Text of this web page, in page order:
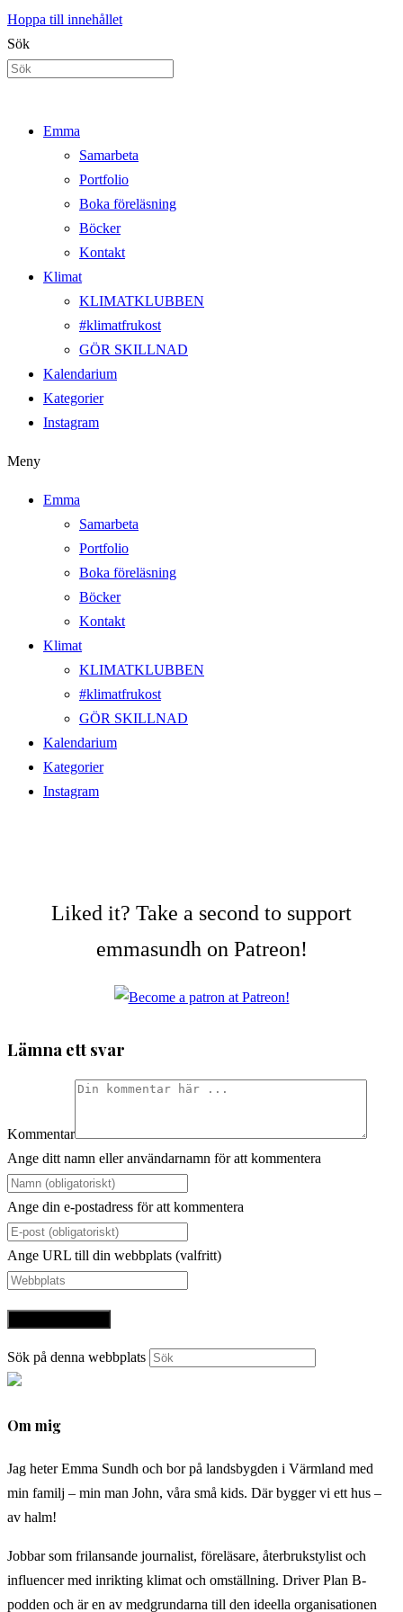
Hoppa till innehållet
Sök
Emma
Samarbeta
Portfolio
Boka föreläsning
Böcker
Kontakt
Klimat
KLIMATKLUBBEN
#klimatfrukost
GÖR SKILLNAD
Kalendarium
Kategorier
Instagram
Meny
Emma
Samarbeta
Portfolio
Boka föreläsning
Böcker
Kontakt
Klimat
KLIMATKLUBBEN
#klimatfrukost
GÖR SKILLNAD
Kalendarium
Kategorier
Instagram
Liked it? Take a second to support
emmasundh on Patreon!
Lämna ett svar
Kommentar
Ange ditt namn eller användarnamn för att kommentera
Ange din e-postadress för att kommentera
Ange URL till din webbplats (valfritt)
Sök på denna webbplats
Om mig
Jag heter Emma Sundh och bor på landsbygden i Värmland med
min familj – min man John, våra små kids. Där bygger vi ett hus –
av halm!
Jobbar som frilansande journalist, föreläsare, återbrukstylist och
influencer med inrikting klimat och omställning. Driver Plan B-
podden och är en av medgrundarna till den ideella organisationen